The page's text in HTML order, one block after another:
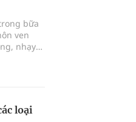
bữa
ven
nhạy
loại